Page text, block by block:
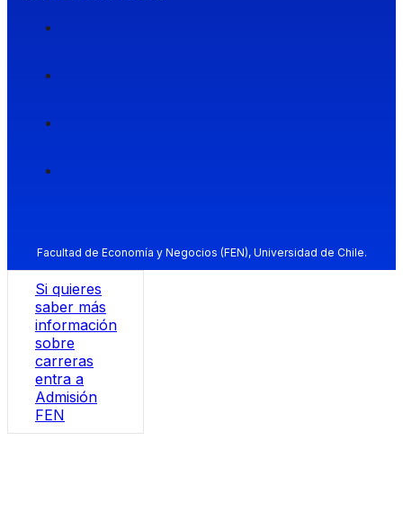
Facultad de Economía y Negocios (FEN), Universidad de Chile.
Si quieres
saber más
información
sobre
carreras
entra a
Admisión
FEN